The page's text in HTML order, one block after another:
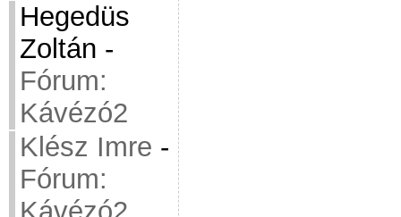
Hegedüs
Zoltán -
Fórum:
Kávézó2
Klész Imre -
Fórum: